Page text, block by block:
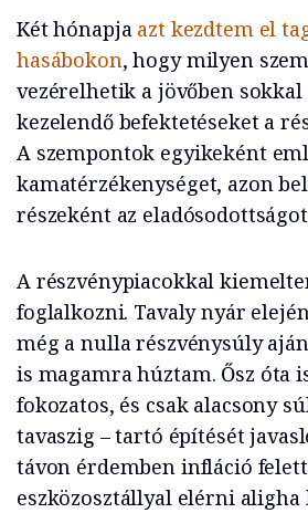
Két hónapja azt kezdtem el
hasábokon, hogy milyen
vezérelhetik a jövőben
kezelendő befektetéseket a
A szempontok egyikeként
kamatérzékenységet, azon
részeként az
A részvénypiacokkal
foglalkozni. Tavaly nyár
még a nulla részvénysúly
is magamra húztam. Ősz óta
fokozatos, és csak alacsony
tavaszig – tartó építését
távon érdemben infláció
eszközosztállyal elérni aligha